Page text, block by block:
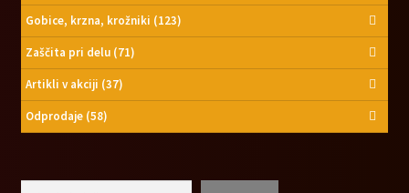
Gobice, krzna, krožniki (123)
Zaščita pri delu (71)
Artikli v akciji (37)
Odprodaje (58)